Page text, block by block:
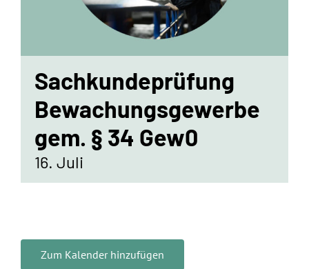
Sachkundeprüfung
Bewachungsgewerbe
gem. § 34 Gew0
16. Juli
Zum Kalender hinzufügen